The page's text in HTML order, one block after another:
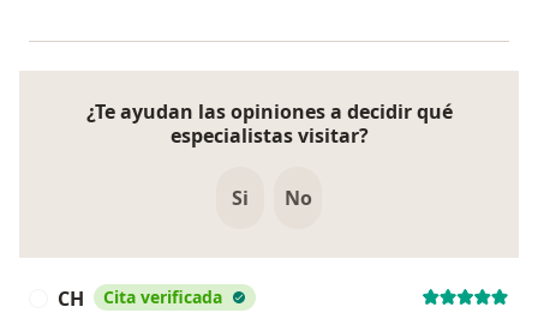
¿Te ayudan las opiniones a decidir qué
especialistas visitar?
Si No
CH Cita verificada